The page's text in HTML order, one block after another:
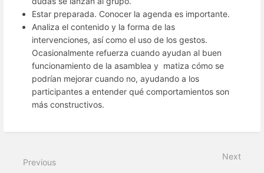
Estar preparada. Conocer la agenda es importante.
Analiza el contenido y la forma de las
intervenciones, así como el uso de los gestos.
Ocasionalmente refuerza cuando ayudan al buen
funcionamiento de la asamblea y matiza cómo se
podrían mejorar cuando no, ayudando a los
participantes a entender qué comportamientos son
más constructivos.
Previous
Next